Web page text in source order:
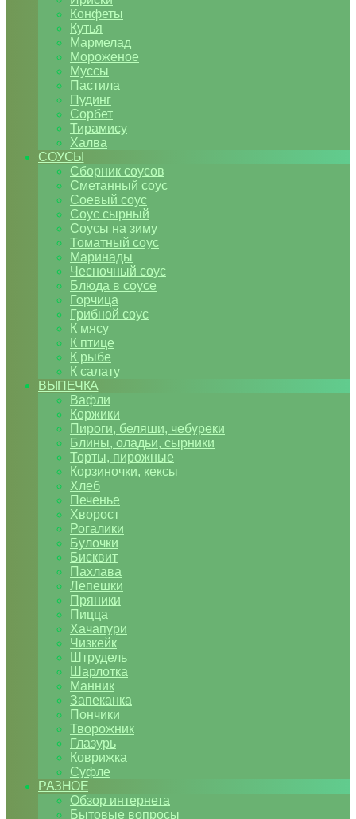
Конфеты
Кутья
Мармелад
Мороженое
Муссы
Пастила
Пудинг
Сорбет
Тирамису
Халва
СОУСЫ
Сборник соусов
Сметанный соус
Соевый соус
Соус сырный
Соусы на зиму
Томатный соус
Маринады
Чесночный соус
Блюда в соусе
Горчица
Грибной соус
К мясу
К птице
К рыбе
К салату
ВЫПЕЧКА
Вафли
Коржики
Пироги, беляши, чебуреки
Блины, оладьи, сырники
Торты, пирожные
Корзиночки, кексы
Хлеб
Печенье
Хворост
Рогалики
Булочки
Бисквит
Пахлава
Лепешки
Пряники
Пицца
Хачапури
Чизкейк
Штрудель
Шарлотка
Манник
Запеканка
Пончики
Творожник
Глазурь
Коврижка
Суфле
РАЗНОЕ
Обзор интернета
Бытовые вопросы